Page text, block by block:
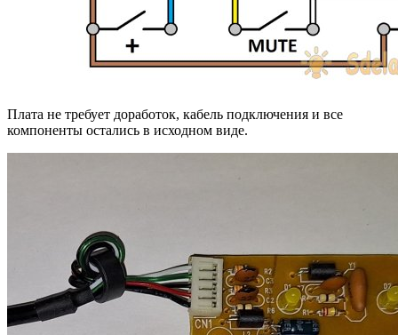
Плата не требует доработок, кабель подключения и все
компоненты остались в исходном виде.